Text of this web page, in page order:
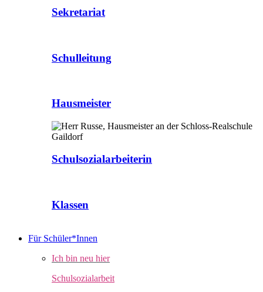
Sekretariat
Schulleitung
Hausmeister
Schulsozialarbeiterin
Klassen
Für Schüler*Innen
Ich bin neu hier
Schulsozialarbeit